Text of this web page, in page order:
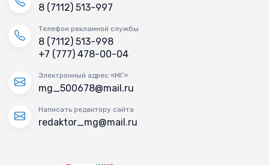
8 (7112) 513-997
Телефон рекламной службы
8 (7112) 513-998
+7 (777) 478-00-04
Электронный адрес «МГ»
mg_500678@mail.ru
Написать редактору сайта
redaktor_mg@mail.ru